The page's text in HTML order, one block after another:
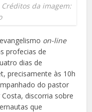
da imagem:
on-line
profecias de
dias de
precisamente às 10h
do pastor
discorria sobre
que